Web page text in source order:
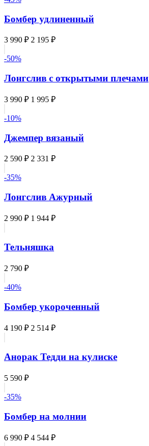
Бомбер удлиненный
3 990 ₽ 2 195 ₽
-50%
Лонгслив с открытыми плечами
3 990 ₽ 1 995 ₽
-10%
Джемпер вязаный
2 590 ₽ 2 331 ₽
-35%
Лонгслив Ажурный
2 990 ₽ 1 944 ₽
Тельняшка
2 790 ₽
-40%
Бомбер укороченный
4 190 ₽ 2 514 ₽
Анорак Тедди на кулиске
5 590 ₽
-35%
Бомбер на молнии
6 990 ₽ 4 544 ₽